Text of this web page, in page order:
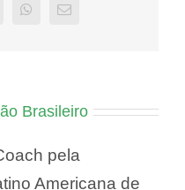
WhatsApp
E-
Brasileiro
pela
Americana de